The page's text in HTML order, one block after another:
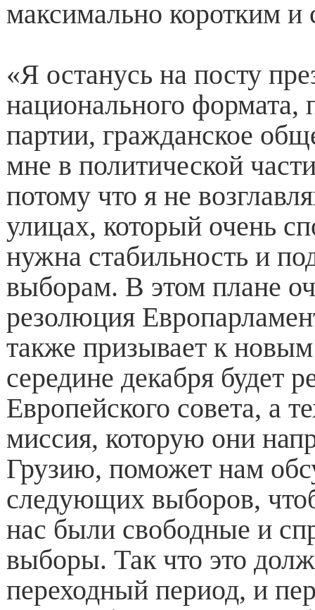
максимально коротким и
«Я останусь на посту
национального формата,
партии, гражданское
мне в политической
потому что я не
улицах, который очень
нужна стабильность и
выборам. В этом плане
резолюция
также призывает к
середине декабря будет
Европейского совета, а
миссия, которую они
Грузию, поможет нам
следующих выборов,
нас были свободные и
выборы. Так что это
переходный период, и